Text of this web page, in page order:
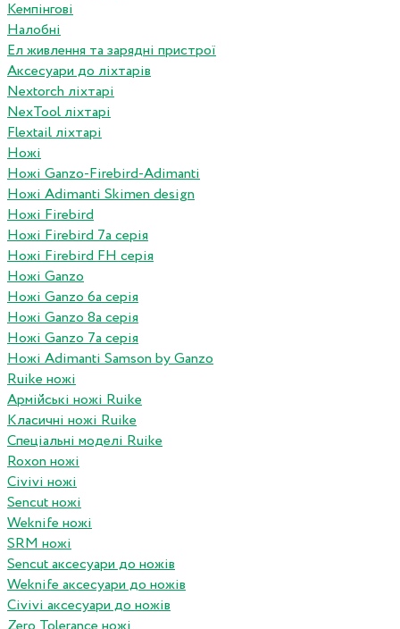
Кемпінгові
Налобні
Ел живлення та зарядні пристрої
Аксесуари до ліхтарів
Nextorch ліхтарі
NexTool ліхтарі
Flextail ліхтарі
Ножі
Ножі Ganzo-Firebird-Adimanti
Ножі Adimanti Skimen design
Ножі Firebird
Ножі Firebird 7а серія
Ножі Firebird FH серія
Ножі Ganzo
Ножі Ganzo 6а серія
Ножі Ganzo 8а серія
Ножі Ganzo 7а серія
Ножі Adimanti Samson by Ganzo
Ruike ножі
Армійські ножі Ruike
Класичні ножі Ruike
Спеціальні моделі Ruike
Roxon ножi
Civivi ножі
Sencut ножі
Weknife ножі
SRM ножі
Sencut аксесуари до ножів
Weknife аксесуари до ножів
Civivi аксесуари до ножів